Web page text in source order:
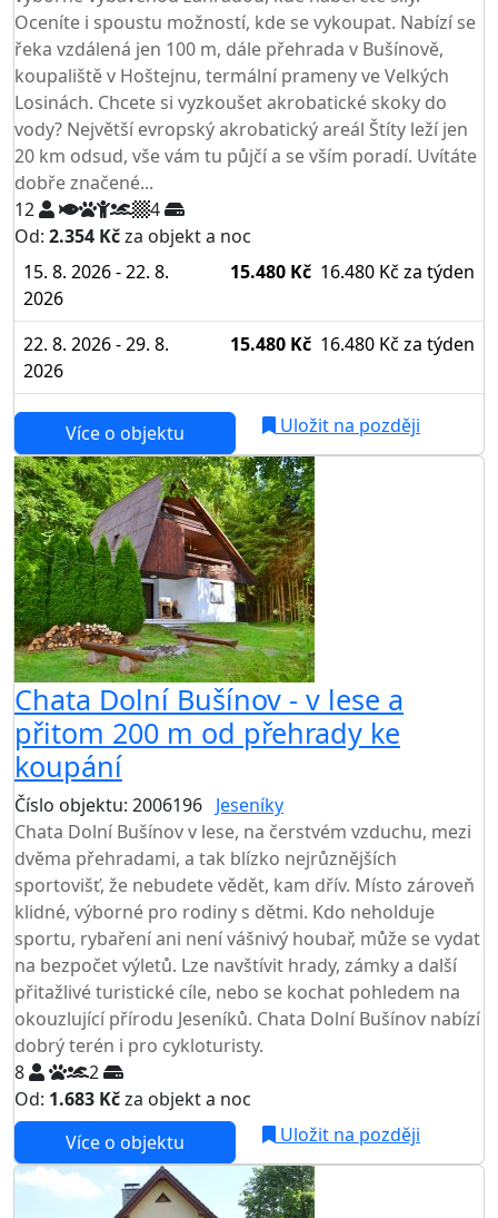
Oceníte i spoustu možností, kde se vykoupat. Nabízí se
řeka vzdálená jen 100 m, dále přehrada v Bušínově,
koupaliště v Hoštejnu, termální prameny ve Velkých
Losinách. Chcete si vyzkoušet akrobatické skoky do
vody? Největší evropský akrobatický areál Štíty leží jen
20 km odsud, vše vám tu půjčí a se vším poradí. Uvítáte
dobře značené...
12
4
Od: 2.354 Kčza objekt a noc
15. 8. 2026 - 22. 8.
2026
15.480 Kč 16.480 Kč za týden
22. 8. 2026 - 29. 8.
2026
15.480 Kč 16.480 Kč za týden
Více o objektu Uložit na později
Chata Dolní Bušínov - v lese a
přitom 200 m od přehrady ke
koupání
Číslo objektu: 2006196 Jeseníky
Chata Dolní Bušínov v lese, na čerstvém vzduchu, mezi
dvěma přehradami, a tak blízko nejrůznějších
sportovišť, že nebudete vědět, kam dřív. Místo zároveň
klidné, výborné pro rodiny s dětmi. Kdo neholduje
sportu, rybaření ani není vášnivý houbař, může se vydat
na bezpočet výletů. Lze navštívit hrady, zámky a další
přitažlivé turistické cíle, nebo se kochat pohledem na
okouzlující přírodu Jeseníků. Chata Dolní Bušínov nabízí
dobrý terén i pro cykloturisty.
8
2
Od: 1.683 Kčza objekt a noc
Více o objektu
Uložit na později